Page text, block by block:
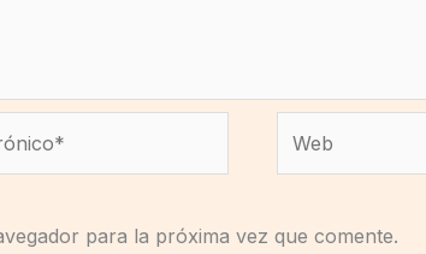
para la próxima vez que comente.